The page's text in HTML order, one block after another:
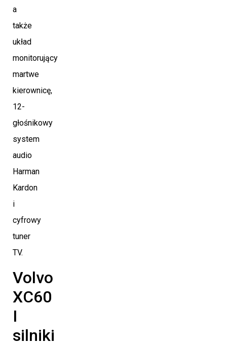
a
także
układ
monitorujący
martwe
kierownicę,
12-
głośnikowy
system
audio
Harman
Kardon
i
cyfrowy
tuner
TV.
Volvo
XC60
I
silniki